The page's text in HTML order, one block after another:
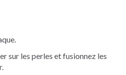
sur les perles et fusionnez les